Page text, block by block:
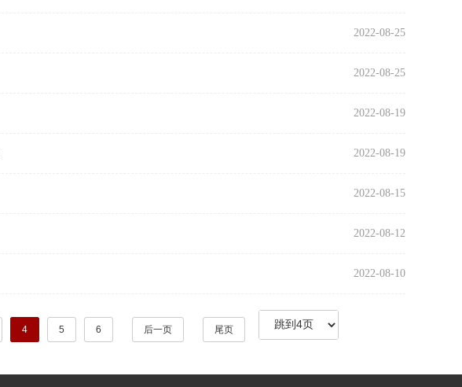
2022-08-25
2022-08-25
2022-08-19
2022-08-19
2022-08-15
2022-08-12
2022-08-10
4 5 6 后一页 尾页